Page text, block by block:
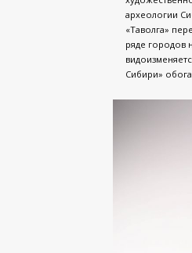
археологии
«Таволга»
ряде городов
Сибири»